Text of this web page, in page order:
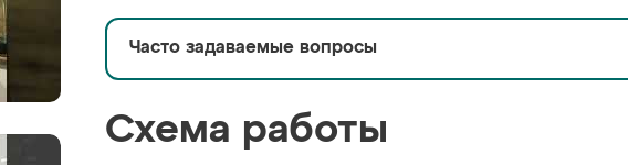
Часто задаваемые вопросы
Схема работы